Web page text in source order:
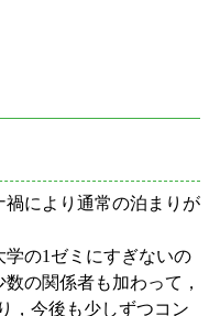
により通常の泊まりが
の1ゼミにすぎないの
の関係者も加わって，
，今後も少しずつコン